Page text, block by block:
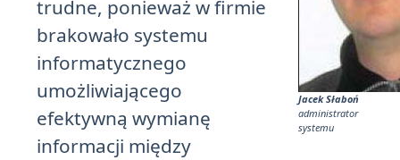
trudne, ponieważ w firmie
brakowało systemu
informatycznego
umożliwiającego
efektywną wymianę
informacji między
Jacek Słaboń
administrator
systemu